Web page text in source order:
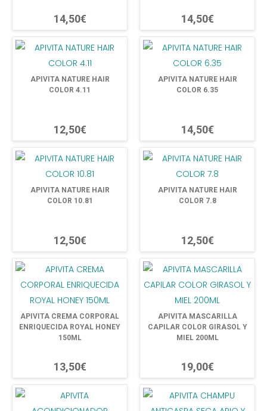
14,50€ 14,50€
APIVITA NATURE HAIR
COLOR 4.11
12,50€
APIVITA NATURE HAIR
COLOR 6.35
14,50€
APIVITA NATURE HAIR
COLOR 10.81
12,50€
APIVITA NATURE HAIR
COLOR 7.8
12,50€
APIVITA CREMA CORPORAL
ENRIQUECIDA ROYAL HONEY
150ML
13,50€
APIVITA MASCARILLA
CAPILAR COLOR GIRASOL Y
MIEL 200ML
19,00€